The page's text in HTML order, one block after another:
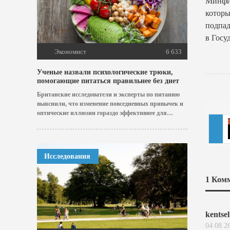
Экономист 6 633
Ученые назвали психологические трюки,
помогающие питаться правильнее без диет
Британские исследователи и эксперты по питанию
выяснили, что изменение повседневных привычек и
оптические иллюзии гораздо эффективнее для
Исследования
в
1